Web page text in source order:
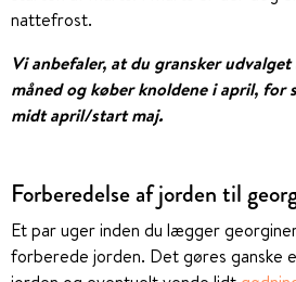
nattefrost.
Vi anbefaler, at du gransker
måned og køber knoldene i april, for
midt april/start maj.
Forberedelse af jorden til
Et par uger inden du lægger
forberede jorden. Det gøres ganske